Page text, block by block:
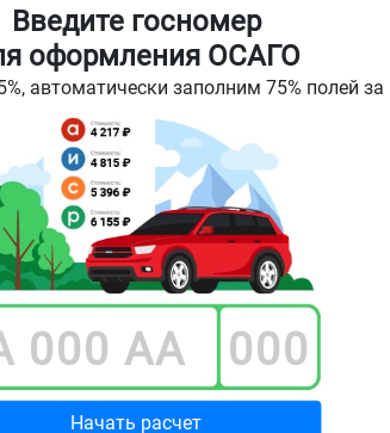
Введите госномер
оформления ОСАГО
автоматически заполним 75% полей за
000 АА 000
Начать расчет
Марка и модель
Год выпуска